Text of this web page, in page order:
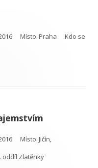
Místo:Praha
Kdo se
Místo:Jičín,
oddíl Zlatěnky